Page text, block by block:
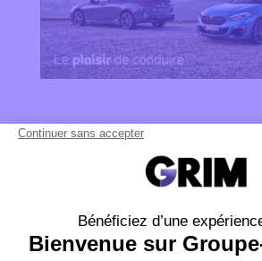
Nos Concessions
BMW MONTPELLIER